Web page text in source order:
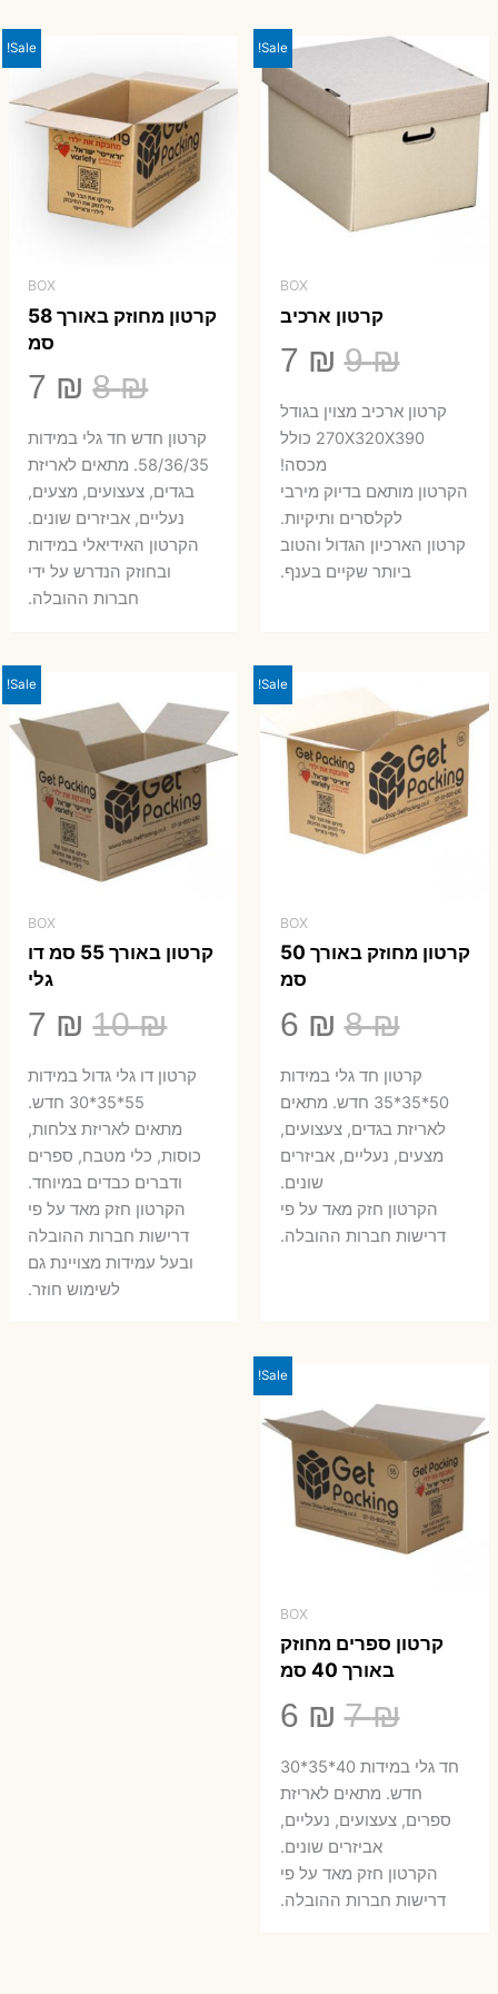
29 ₪.
23 ₪.
Sale!
BOX
קרטון ארכיב
9₪
המחיר
המקורי
היה:
9 ₪.
7 ₪
הנוכחי
הוא:
קרטון ארכיב מצוין בגודל
270X320X390 כולל
מכסה!
הקרטון מותאם בדיוק מירבי
לקלסרים ותיקיות.
קרטון הארכיון הגדול והטוב
ביותר שקיים בענף.
Sale!
BOX
קרטון מחוזק באורך 58
סמ
8₪
היה:
8 ₪.
7 ₪
7 ₪.
קרטון חדש חד גלי במידות
58/36/35. מתאים לאריזת
בגדים, צעצועים, מצעים,
נעליים, אביזרים שונים.
הקרטון האידיאלי במידות
ובחוזק הנדרש על ידי
חברות ההובלה.
Sale!
BOX
קרטון מחוזק באורך 50
סמ
8₪
המחיר
המקורי
היה:
8 ₪.
6 ₪
הנוכחיקרטון חד גלי במידות
50*35*35 חדש. מתאים
לאריזת בגדים, צעצועים,
מצעים, נעליים, אביזרים
שונים.
הקרטון חזק מאד על פי
דרישות חברות ההובלה.
Sale!
BOX
קרטון באורך 55 סמ דו
גלי
10₪
היה:
10 ₪.
7 ₪
7 ₪.
קרטון דו גלי גדול במידות
55*35*30 חדש.
מתאים לאריזת צלחות,
כוסות, כלי מטבח, ספרים
ודברים כבדים במיוחד.
הקרטון חזק מאד על פי
דרישות חברות ההובלה
ובעל עמידות מצויינת גם
לשימוש חוזר.
Sale!
BOX
קרטון ספרים מחוזק
באורך 40 סמ
7₪
המחיר
המקורי
היה:
7 ₪.
6 ₪
הוא:
חד גלי במידות 40*35*30
חדש. מתאים לאריזת
ספרים, צעצועים, נעליים,
אביזרים שונים.
הקרטון חזק מאד על פי
דרישות חברות ההובלה.